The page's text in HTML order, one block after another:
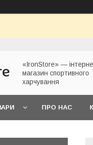
«IronStore» —
магазин спортивного
харчування
ПРО НАС